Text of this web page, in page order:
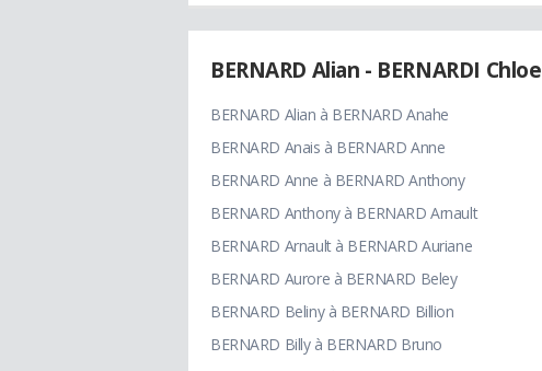
BERNARD Alian - BERNARDI Chloe
BERNARD Alian à BERNARD Anahe
BERNARD Anais à BERNARD Anne
BERNARD Anne à BERNARD Anthony
BERNARD Anthony à BERNARD Arnault
BERNARD Arnault à BERNARD Auriane
BERNARD Aurore à BERNARD Beley
BERNARD Beliny à BERNARD Billion
BERNARD Billy à BERNARD Bruno